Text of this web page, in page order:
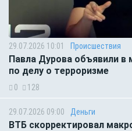
29.07.2026 10:01 Происшествия
Павла Дурова объявили
по делу о терроризме
0 128
29.07.2026 09:00 Деньги
ВТБ скорректировал